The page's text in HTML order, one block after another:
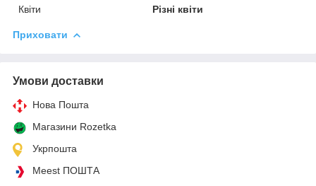
Квіти
Різні квіти
Приховати
Умови доставки
Нова Пошта
Магазини Rozetka
Укрпошта
Meest ПОШТА